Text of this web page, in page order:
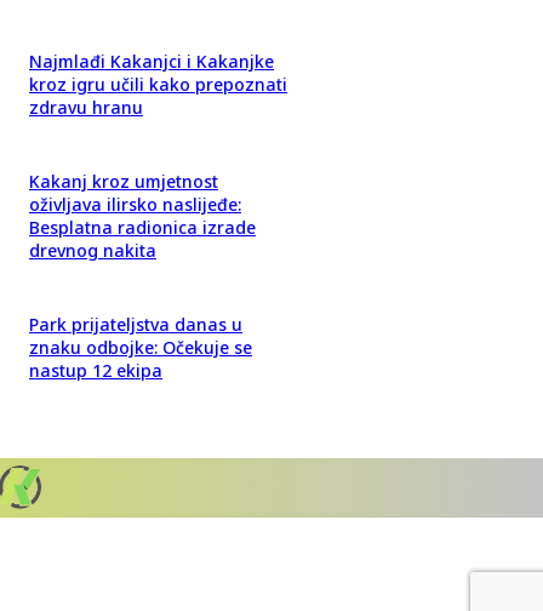
Najmlađi Kakanjci i Kakanjke
kroz igru učili kako prepoznati
zdravu hranu
Kakanj kroz umjetnost
oživljava ilirsko naslijeđe:
Besplatna radionica izrade
drevnog nakita
Park prijateljstva danas u
znaku odbojke: Očekuje se
nastup 12 ekipa